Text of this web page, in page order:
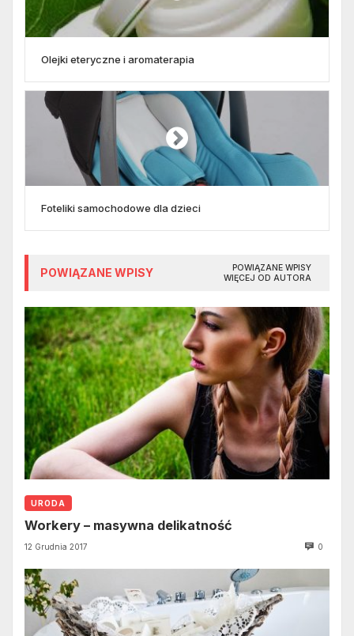
Olejki eteryczne i aromaterapia
Foteliki samochodowe dla dzieci
POWIĄZANE WPISY
POWIĄZANE WPISY
WIĘCEJ OD AUTORA
URODA
Workery – masywna delikatność
12 Grudnia 2017 0